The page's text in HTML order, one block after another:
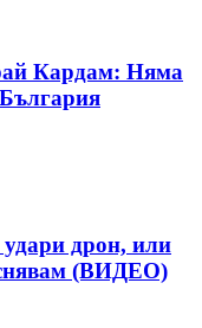
Кардам: Няма
дрон, или
(ВИДЕО)